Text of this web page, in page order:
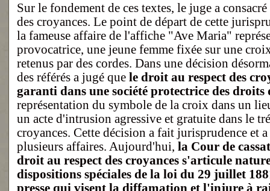
Sur le fondement de ces textes, le juge a
des croyances. Le point de départ de cette
la fameuse affaire de l'affiche "Ave Maria"
provocatrice, une jeune femme fixée sur une
retenus par des cordes. Dans une décision
des référés a jugé que le droit au respect des
garanti dans une société protectrice des droits
représentation du symbole de la croix dans un
un acte d'intrusion agressive et gratuite dans le
croyances. Cette décision a fait jurisprudence et a
plusieurs affaires. Aujourd'hui, la Cour de
droit au respect des croyances s'articule
dispositions spéciales de la loi du 29 juillet
presse qui visent la diffamation et l'injure à